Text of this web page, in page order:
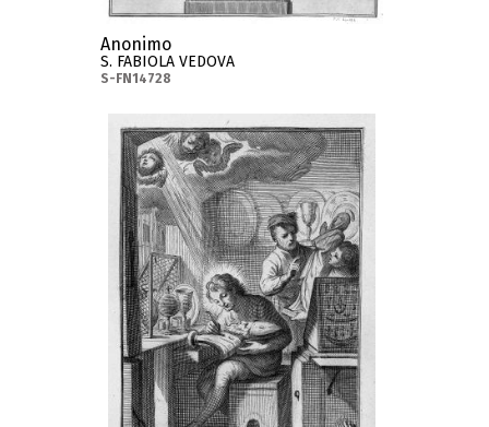
Anonimo
S. FABIOLA VEDOVA
S-FN14728